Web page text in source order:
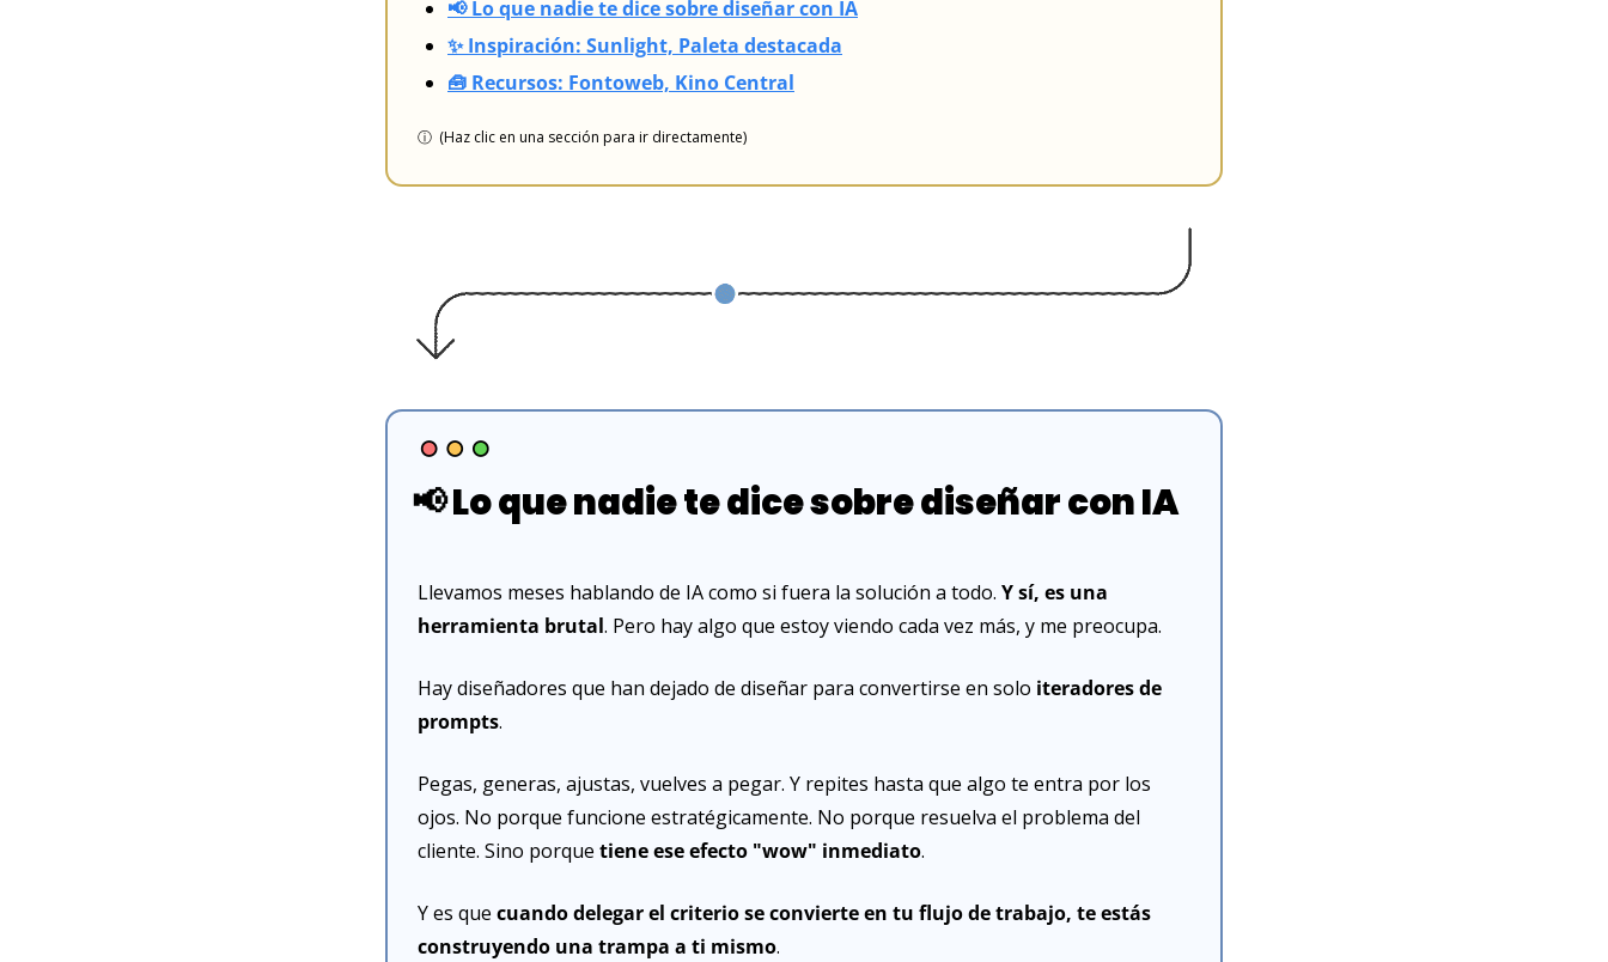
📢 Lo que nadie te dice sobre diseñar con IA
✨ Inspiración: Sunlight, Paleta destacada
🧰 Recursos: Fontoweb, Kino Central
ⓘ  (Haz clic en una sección para ir directamente)
📢 Lo que nadie te dice sobre diseñar con IA
Llevamos meses hablando de IA como si fuera la solución a todo. Y sí, es una
herramienta brutal. Pero hay algo que estoy viendo cada vez más, y me preocupa.
Hay diseñadores que han dejado de diseñar para convertirse en solo iteradores de
prompts.
Pegas, generas, ajustas, vuelves a pegar. Y repites hasta que algo te entra por los
ojos. No porque funcione estratégicamente. No porque resuelva el problema del
cliente. Sino porque tiene ese efecto "wow" inmediato.
Y es que cuando delegar el criterio se convierte en tu flujo de trabajo, te estás
construyendo una trampa a ti mismo.